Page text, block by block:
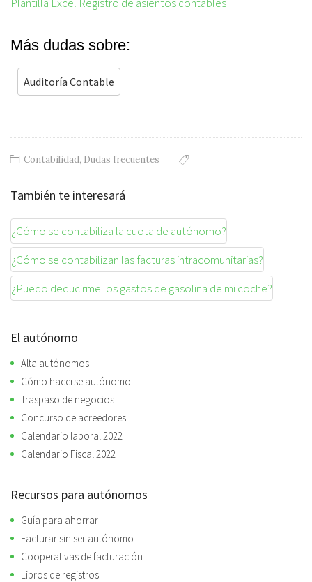
Más dudas sobre:
Auditoría Contable
Contabilidad, Dudas frecuentes
También te interesará
¿Cómo se contabiliza la cuota de autónomo?
¿Cómo se contabilizan las facturas intracomunitarias?
¿Puedo deducirme los gastos de gasolina de mi coche?
El autónomo
Alta autónomos
Cómo hacerse autónomo
Traspaso de negocios
Concurso de acreedores
Calendario laboral 2022
Calendario Fiscal 2022
Recursos para autónomos
Guía para ahorrar
Facturar sin ser autónomo
Cooperativas de facturación
Libros de registros